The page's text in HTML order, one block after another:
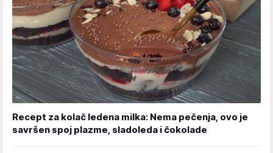
Recept za kolač ledena milka: Nema pečenja, ovo je
savršen spoj plazme, sladoleda i čokolade